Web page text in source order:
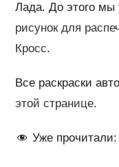
Лада. До этого мы
рисунок для
Кросс.
Все раскраски
этой странице.
Уже прочитали: